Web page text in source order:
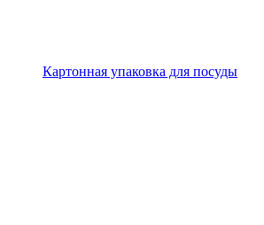
Картонная упаковка для посуды